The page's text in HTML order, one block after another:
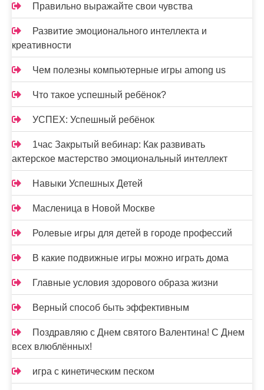
Правильно выражайте свои чувства
Развитие эмоционального интеллекта и
креативности
Чем полезны компьютерные игры among us
Что такое успешный ребёнок?
УСПЕХ: Успешный ребёнок
1час Закрытый вебинар: Как развивать
актерское мастерство эмоциональный интеллект
Навыки Успешных Детей
Масленица в Новой Москве
Ролевые игры для детей в городе профессий
В какие подвижные игры можно играть дома
Главные условия здорового образа жизни
Верный способ быть эффективным
Поздравляю с Днем святого Валентина! С Днем
всех влюблённых!
игра с кинетическим песком